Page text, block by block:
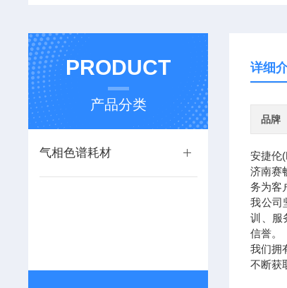
PRODUCT
产品分类
气相色谱耗材
详细
品牌
安捷伦
济南赛
务为客
我公司
训、服
信誉。
我们拥
不断获